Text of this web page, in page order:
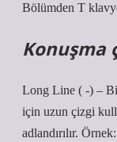
Bölümden T
Konuşma
Long Line ( -) –
için uzun çizgi
adlandırılır.